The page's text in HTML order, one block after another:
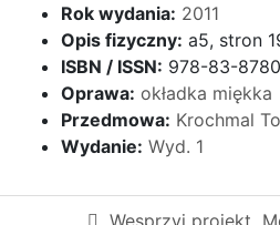
Rok wydania: 2011
Opis fizyczny: a5, stron
ISBN / ISSN: 978-83-
Oprawa: okładka miękka
Przedmowa: Krochmal
Wydanie: Wyd. 1